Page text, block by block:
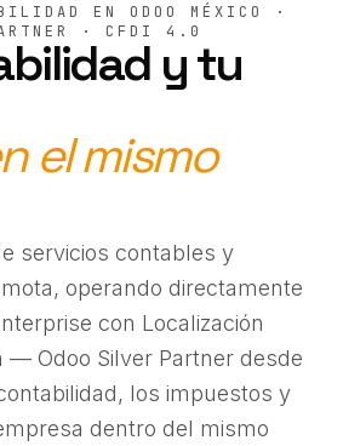
EN ODOO MÉXICO ·
· CFDI 4.0
y tu
el mismo
servicios contables y
operando directamente
con Localización
— Odoo Silver Partner desde
los impuestos y
dentro del mismo